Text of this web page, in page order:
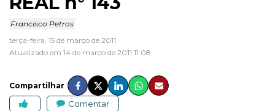
Francisco Petros
terça-feira, 15 de março de 2011
Atualizado em 14 de março de 2011 11:08
Compartilhar
Comentar